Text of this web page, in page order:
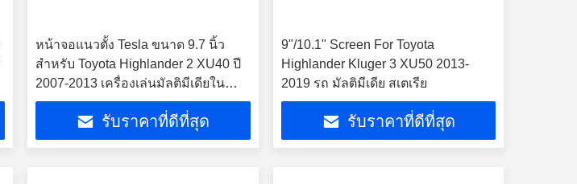
หน้าจอแนวตั้ง Tesla ขนาด 9.7 นิ้ว
สำหรับ Toyota Highlander 2 XU40 ปี
2007-2013 เครื่องเล่นมัลติมีเดียใน
รถยนต์ Android
รับราคาที่ดีที่สุด
9"/10.1" Screen For Toyota
Highlander Kluger 3 XU50 2013-
2019 รถ มัลติมีเดีย สเตเรีย
รับราคาที่ดีที่สุด